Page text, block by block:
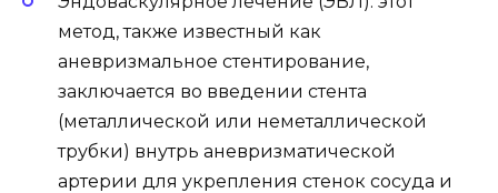
метод, также известный как
аневризмальное стентирование,
заключается во введении стента
(металлической или неметаллической
трубки) внутрь аневризматической
артерии для укрепления стенок сосуда и